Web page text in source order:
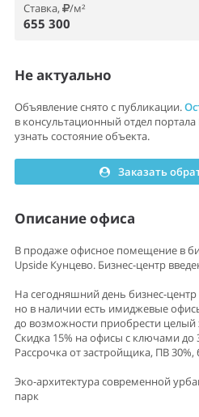
Ставка, /м²
655 300
Не актуально
Объявление снято с публикации.
в консультационный отдел
узнать состояние объекта.
Заказать
Описание офиса
В продаже офисное помещение в
Upside Кунцево. Бизнес-центр
На сегодняшний день бизнес-
но в наличии есть имиджевые
до возможности приобрести целый
Скидка 15% на офисы с ключами до
Рассрочка от застройщика, ПВ 30%,
Эко-архитектура современной
парк